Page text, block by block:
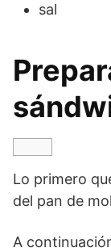
sal
Lo primero
del pan de
A